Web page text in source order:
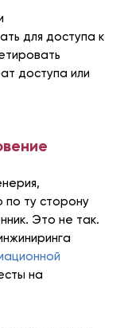
для доступа к
доступа или
ту сторону
Это не так.
на